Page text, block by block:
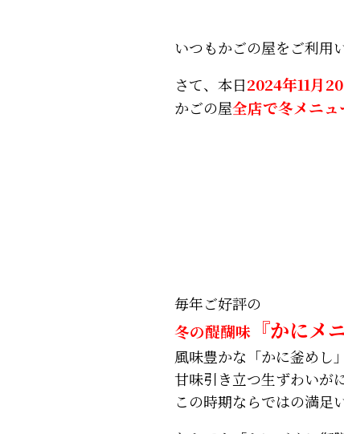
いつもかごの屋をご利用
さて、本日2024年11月
かごの屋全店で冬メニュ
毎年ご好評の
冬の醍醐味 『かにメ
風味豊かな「かに釜めし
甘味引き立つ生ずわいが
この時期ならではの満足